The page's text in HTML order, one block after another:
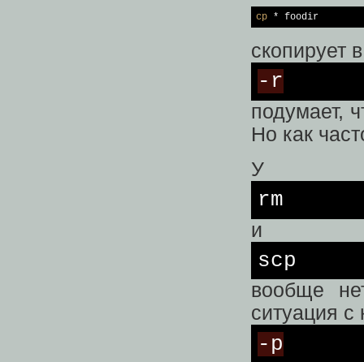
cp * foodir
скопирует
-r
подумает,
Но как
У
rm
и
scp
вообще
ситуация с
-p